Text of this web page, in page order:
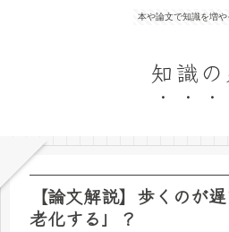
本や論文で知識を増や
知識の
【論文解説】歩くのが
老化する」？